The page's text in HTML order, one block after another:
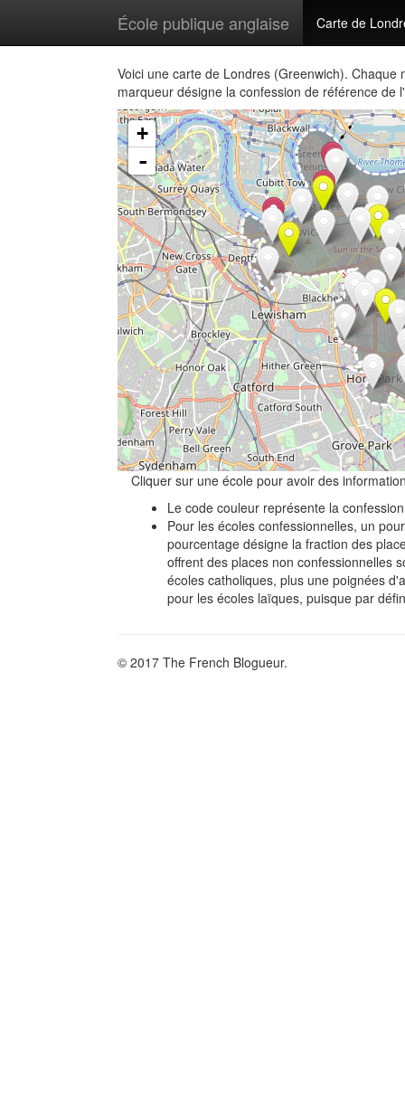
École publique anglaise Carte de
Voici une carte de Londres (Greenwich).
marqueur désigne la confession de référence de
+
-
Cliquer sur une école pour avoir des
Le code couleur représente la
Pour les écoles confessionnelles, un
pourcentage désigne la fraction des
offrent des places non confessionnelles
écoles catholiques, plus une poignées
pour les écoles laïques, puisque par
© 2017 The French Blogueur.